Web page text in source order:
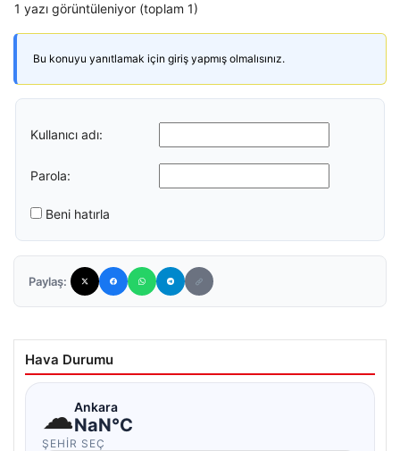
1 yazı görüntüleniyor (toplam 1)
Bu konuyu yanıtlamak için giriş yapmış olmalısınız.
Kullanıcı adı:
Parola:
Beni hatırla
Paylaş:
Hava Durumu
☁Ankara
NaN°C
ŞEHIR SEÇ